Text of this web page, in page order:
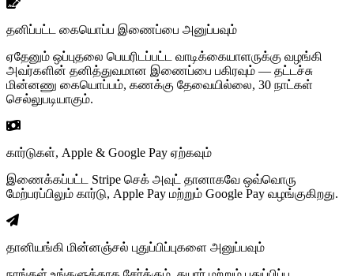
தனிப்பட்ட கையொப்ப இணைப்பை அனுப்பவும்
ஏதேனும் ஒப்புதலை பெயரிடப்பட்ட வாடிக்கையாளருக்கு வழங்கி
அவர்களின் தனித்துவமான இணைப்பை பகிரவும் — தட்டச்சு
மின்னணு கையொப்பம், கணக்கு தேவையில்லை, 30 நாட்கள்
செல்லுபடியாகும்.
கார்டுகள், Apple & Google Pay ஏற்கவும்
இணைக்கப்பட்ட Stripe செக் அவுட் தானாகவே ஒவ்வொரு
மேற்பரப்பிலும் கார்டு, Apple Pay மற்றும் Google Pay வழங்குகிறது.
தானியங்கி மின்னஞ்சல் புதுப்பிப்புகளை அனுப்பவும்